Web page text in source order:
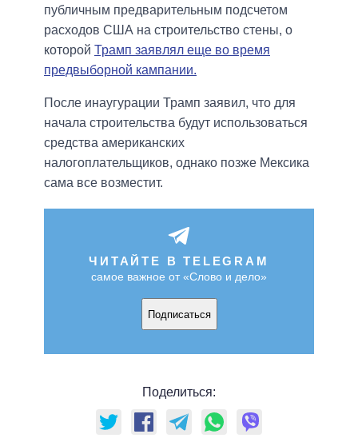
публичным предварительным подсчетом
расходов США на строительство стены, о
которой Трамп заявлял еще во время
предвыборной кампании.
После инаугурации Трамп заявил, что для
начала строительства будут использоваться
средства американских
налогоплательщиков, однако позже Мексика
сама все возместит.
ЧИТАЙТЕ В TELEGRAM
самое важное от «Слово и дело»
Подписаться
Поделиться: